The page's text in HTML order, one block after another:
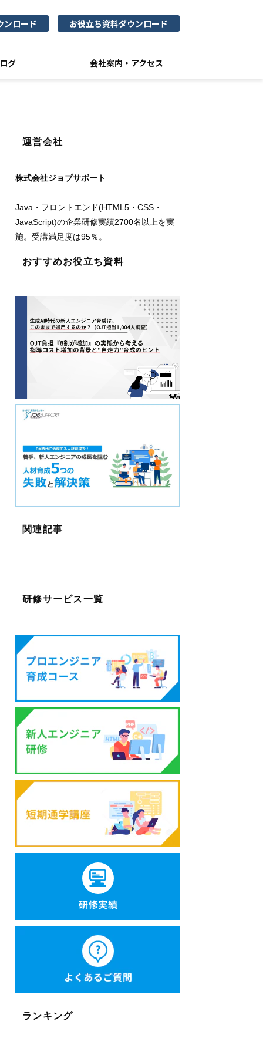
ンロード お役立ち資料ダウンロード
グ 会社案内・アクセス
運営会社
株式会社ジョブサポート
Java・フロントエンド(HTML5・CSS・
JavaScript)の企業研修実績2700名以上を実
施。受講満足度は95％。
おすすめお役立ち資料
関連記事
研修サービス一覧
ランキング